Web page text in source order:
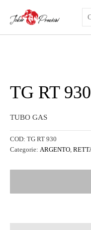
contenuto
TG RT 930
TUBO GAS
COD: TG RT 930
Categorie: ARGENTO,